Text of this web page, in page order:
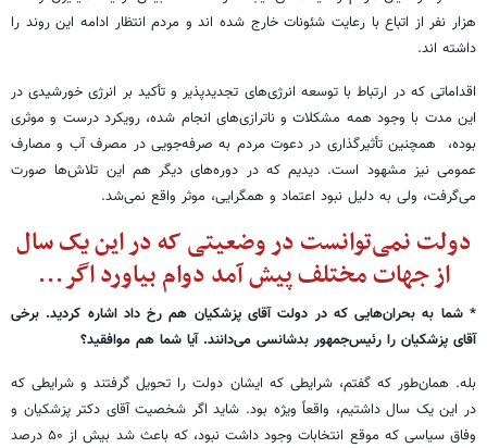
هزار نفر از اتباع با رعایت شئونات خارج شده اند و مردم انتظار ادامه این روند را
داشته اند.
اقداماتی که در ارتباط با توسعه انرژی‌های تجدیدپذیر و تأکید بر انرژی خورشیدی در
این مدت با وجود همه مشکلات و ناترازی‌های انجام شده، رویکرد درست و موثری
بوده، همچنین تأثیرگذاری در دعوت مردم به صرفه‌جویی در مصرف آب و مصارف
عمومی نیز مشهود است. دیدیم که در دوره‌های دیگر هم این تلاش‌ها صورت
می‌گرفت، ولی به دلیل نبود اعتماد و همگرایی، موثر واقع نمی‌شد.
دولت نمی‌توانست در وضعیتی که در این یک سال
از جهات مختلف پیش آمد دوام بیاورد اگر...
* شما به بحران‌هایی که در دولت آقای پزشکیان هم رخ داد اشاره کردید. برخی
آقای پزشکیان را رئیس‌جمهور بدشانسی می‌دانند. آیا شما هم موافقید؟
بله. همان‌طور که گفتم، شرایطی که ایشان دولت را تحویل گرفتند و شرایطی که
در این یک سال داشتیم، واقعاً ویژه بود. شاید اگر شخصیت آقای دکتر پزشکیان و
وفاق سیاسی که موقع انتخابات وجود داشت نبود، که باعث شد بیش از ۵۰ درصد